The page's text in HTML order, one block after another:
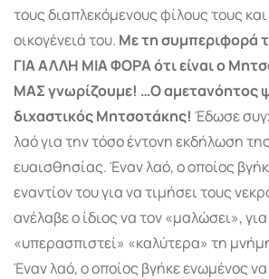
τους διαπλεκόμενους φίλους τους
οικογένειά του. Με τη συμπεριφορά
ΓΙΑ ΑΛΛΗ ΜΙΑ ΦΟΡΑ ότι είναι ο
ΜΑΣ γνωρίζουμε! …Ο αμετανόητος
διχαστικός Μητσοτάκης! Έδωσε
λαό για την τόσο έντονη εκδήλωση
ευαισθησίας. Έναν λαό, ο οποίος
εναντίον του για να τιμήσει τους
ανέλαβε ο ίδιος να τον «μαλώσει»,
«υπερασπιστεί» «καλύτερα» τη
Έναν λαό, ο οποίος βγήκε ενωμένος